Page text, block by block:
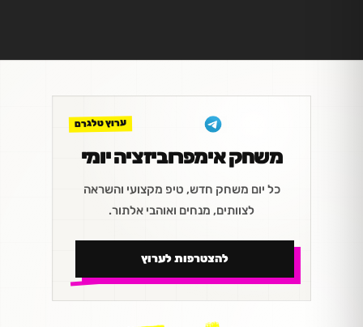
ערוץ טלגרם
משחק אימפרוביזציה יומי
כל יום משחק חדש, טיפ מקצועי והשראה
לצוותים, מנחים ואוהבי אלתור.
להצטרפות לערוץ